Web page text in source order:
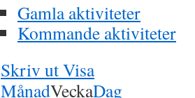
Gamla aktiviteter
Kommande aktiviteter
Skriv utVisa
MånadVeckaDag